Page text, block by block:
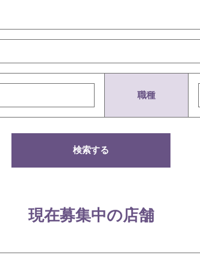
職種
検索する
現在募集中の店舗